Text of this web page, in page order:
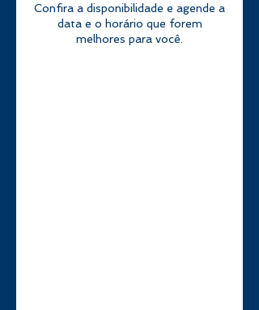
Confira a disponibilidade e agende a
data e o horário que forem
melhores para você.